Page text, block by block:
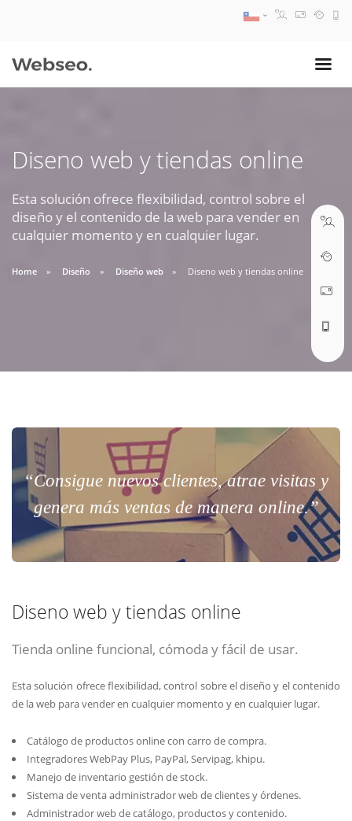
Diseno web y tiendas online
Esta solución ofrece flexibilidad, control sobre el
diseño y el contenido de la web para vender en
cualquier momento y en cualquier lugar.
Home Diseño Diseño web Diseno web y tiendas online
“Consigue nuevos clientes, atrae visitas y
genera más ventas de manera online.”
Diseno web y tiendas online
Tienda online funcional, cómoda y fácil de usar.
Esta solución ofrece flexibilidad, control sobre el diseño y el contenido
de la web para vender en cualquier momento y en cualquier lugar.
Catálogo de productos online con carro de compra.
Integradores WebPay Plus, PayPal, Servipag, khipu.
Manejo de inventario gestión de stock.
Sistema de venta administrador web de clientes y órdenes.
Administrador web de catálogo, productos y contenido.
09:30 AM A 18:30 PM
soporte@webseo.cl
ABRIR TICKET